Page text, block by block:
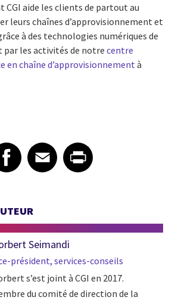
CGI aide les clients de partout au
leurs chaînes d’approvisionnement et
à des technologies numériques de
les activités de notre centre
en chaîne d’approvisionnement à
article on Facebook
Facebook
Share article on Email
EmailShare article on Print
Seimandi
président, services-conseils
s’est joint à CGI en 2017.
du comité de direction de la